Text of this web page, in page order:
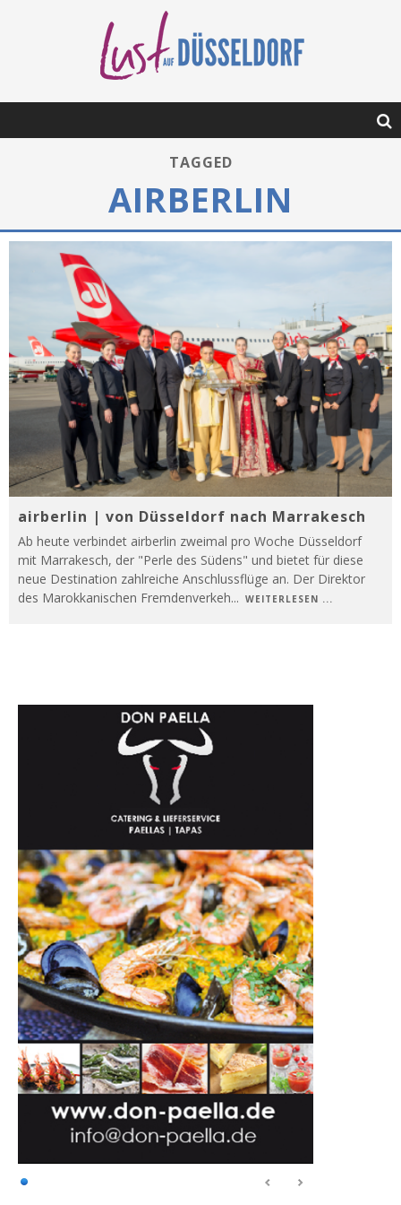
TAGGED
AIRBERLIN
airberlin | von Düsseldorf nach Marrakesch
Ab heute verbindet airberlin zweimal pro Woche Düsseldorf
mit Marrakesch, der "Perle des Südens" und bietet für diese
neue Destination zahlreiche Anschlussflüge an. Der Direktor
des Marokkanischen Fremdenverkeh... WEITERLESEN ...